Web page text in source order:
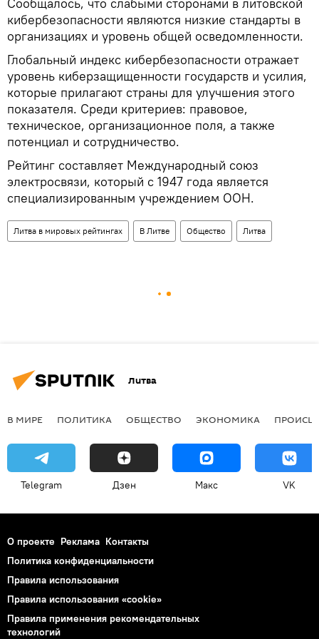
Сообщалось, что слабыми сторонами в литовской
кибербезопасности являются низкие стандарты в
организациях и уровень общей осведомленности.
Глобальный индекс кибербезопасности отражает
уровень киберзащищенности государств и усилия,
которые прилагают страны для улучшения этого
показателя. Среди критериев: правовое,
техническое, организационное поля, а также
потенциал и сотрудничество.
Рейтинг составляет Международный союз
электросвязи, который с 1947 года является
специализированным учреждением ООН.
Литва в мировых рейтингах В Литве Общество Литва
Литва
В МИРЕ ПОЛИТИКА ОБЩЕСТВО ЭКОНОМИКА
Telegram Дзен Макс VK
О проекте Реклама Контакты
Политика конфиденциальности
Правила использования
Правила использования «cookie»
Правила применения рекомендательных
технологий